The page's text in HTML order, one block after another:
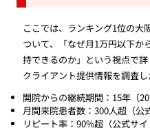
ここでは、ランキング1位の大
ついて、「なぜ月1万円以下か
持できるのか」という視点で
クライアント提供情報を調査し
開院からの継続期間：15年（
月間来院患者数：300人超（公
リピート率：90%超（公式サイ